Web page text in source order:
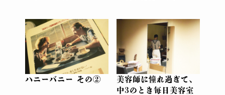
ハニーバニー その②
美容師に憧れ過ぎて、
中3のとき毎日美容室